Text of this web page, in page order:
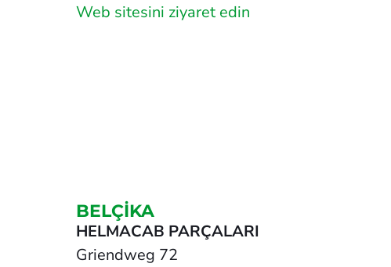
Web sitesini ziyaret edin
BELÇIKA
HELMACAB PARÇALARI
Griendweg 72